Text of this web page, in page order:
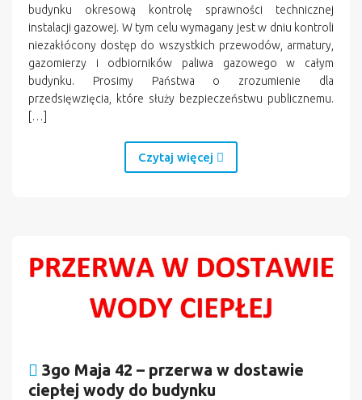
budynku okresową kontrolę sprawności technicznej
instalacji gazowej. W tym celu wymagany jest w dniu kontroli
niezakłócony dostęp do wszystkich przewodów, armatury,
gazomierzy i odbiorników paliwa gazowego w całym
budynku. Prosimy Państwa o zrozumienie dla
przedsięwzięcia, które służy bezpieczeństwu publicznemu.
[…]
Czytaj więcej
3go Maja 42 – przerwa w dostawie
ciepłej wody do budynku